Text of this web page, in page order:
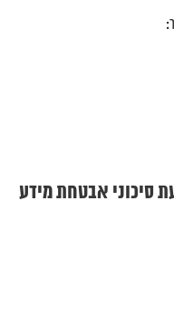
סיכוני אבטחת מידע